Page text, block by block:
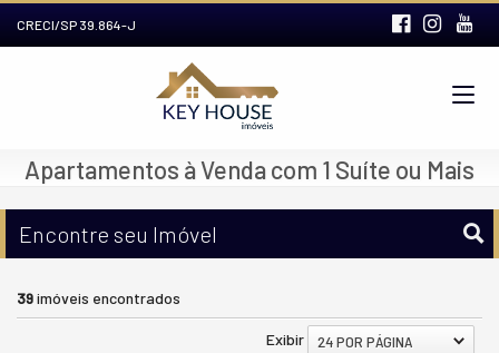
CRECI/SP 39.864-J
Apartamentos à Venda com 1 Suíte ou Mais
Encontre seu Imóvel
39imóveis encontrados
Exibir
24 POR PÁGINA